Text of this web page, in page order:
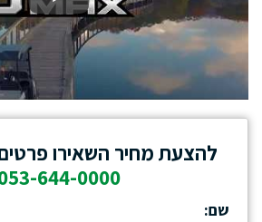
להצעת מחיר השאירו
644-0000
שם: